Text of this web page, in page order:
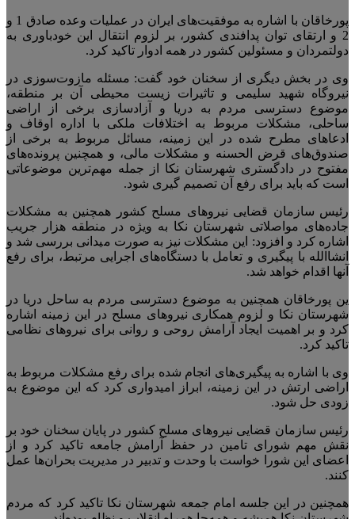
پورخاقان با اشاره به موفقیت‌های ایران در عملیات وعده صادق 1 و
2 و ارتقای توان پدافندی کشور، بر لزوم انتقال این خودباوری به
دولتمردان و مسئولین کشور در همه ادوار تاکید کرد.
وی در بخش دیگری از سخنان خود گفت: مسئله مازوت‌سوزی در
نیروگاه شهید سلیمی و تاثیرات زیست محیطی آن بر منطقه،
موضوع دسترسی مردم به دریا و آزادسازی برخی از اراضی
ساحلی، مشکلات مربوط به اختلافات ملکی با اداره اوقاف و
ادعا‌های مطرح شده در این زمینه، مسائل مربوط به برخی از
صندوق‌های قرض الحسنه و مشکلات مالی، و همچنین پرونده‌های
مفتوح در دادگستری شهرستان نکا از جمله مهم‌ترین موضوعاتی
است که باید برای رفع آن تصمیم گیری شود.
رئیس سازمان قضایی نیرو‌های مسلح کشور همچنین به مشکلات
جاده‌های مواصلاتی شهرستان نکا به ویژه در منطقه هزار جریب
اشاره کرد و افزود: این مشکلات نیز به صورت میدانی بررسی شد و
انشاالله با پیگیری و تعامل با دستگاه‌های اجرایی مرتبط، برای رفع
آنها اقدام خواهد شد.
ین پورخاقان همچنین به موضوع دسترسی مردم به ساحل دریا در
شهرستان نکا و لزوم همکاری نیرو‌های مسلح در این زمینه اشاره
کرد و بر اهمیت ایجاد آرامش روحی و روانی برای نیرو‌های نظامی
تاکید کرد.
وی با اشاره به پیگیری‌های انجام شده برای رفع مشکلات مربوط به
اراضی ارتش در این زمینه، ابراز امیدواری کرد که این موضوع به
زودی حل شود.
رئیس سازمان قضایی نیرو‌های مسلح کشور در پایان سخنان خود بر
نقش مهم شورای تامین در حفظ آرامش جامعه تاکید کرد و از
اعضای این شورا خواست با وحدت و تدبیر در مدیریت بحران‌ها عمل
کنند.
همچنین در این جلسه امام جمعه شهرستان نکا تاکید کرد که مردم